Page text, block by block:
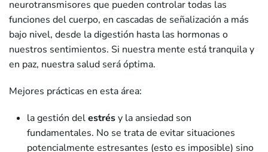
neurotransmisores que pueden controlar todas las
funciones del cuerpo, en cascadas de señalización a más
bajo nivel, desde la digestión hasta las hormonas o
nuestros sentimientos. Si nuestra mente está tranquila y
en paz, nuestra salud será óptima.
Mejores prácticas en esta área:
la gestión delestrésy la ansiedad son
fundamentales. No se trata de evitar situaciones
potencialmente estresantes (esto es imposible) sino